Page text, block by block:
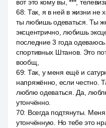
вот это кому вы, ***,
68: Так, я в ней в жизни не
ты любишь одеваться. Ты
эксцентрично, любишь
последние 3 года
спортивных Штанов. Это
вообщ,
69: Так, у меня ещё и
напряжённо, если честно.
люблю одеваться. Да,
утончённо.
70: Всегда подтянуты.
утончённую. Но тебе это